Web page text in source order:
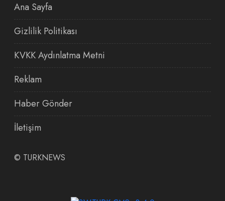
Ana Sayfa
Gizlilik Politikası
KVKK Aydınlatma Metni
Reklam
Haber Gönder
İletişim
© TURKNEWS